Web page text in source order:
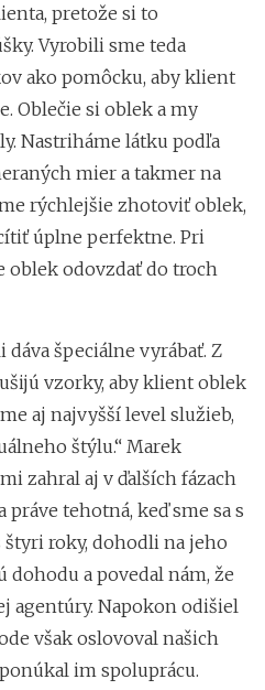
pretože si to
Vyrobili sme teda
ako pomôcku, aby klient
Oblečie si oblek a my
Nastriháme látku podľa
mier a takmer na
rýchlejšie zhotoviť oblek,
úplne perfektne. Pri
oblek odovzdať do troch
špeciálne vyrábať. Z
vzorky, aby klient oblek
aj najvyšší level služieb,
štýlu.“ Marek
zahral aj v ďalších fázach
tehotná, keď sme sa s
roky, dohodli na jeho
dohodu a povedal nám, že
agentúry. Napokon odišiel
však oslovoval našich
im spoluprácu.